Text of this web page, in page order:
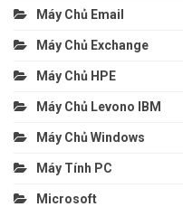
Máy Chủ Email
Máy Chủ Exchange
Máy Chủ HPE
Máy Chủ Levono IBM
Máy Chủ Windows
Máy Tính PC
Microsoft